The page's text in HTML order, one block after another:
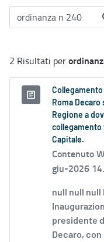
2 Risultati per
Collegamento
Roma Decaro
Regione a
collegamento
Capitale.
Contenuto
giu-2026
null null null
presidente
Decaro,